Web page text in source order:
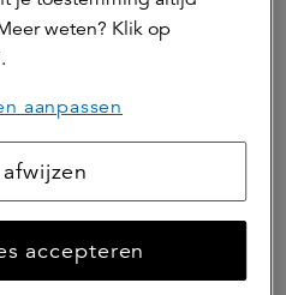
parks als
weten? Klik op
aanpassen
accepteren